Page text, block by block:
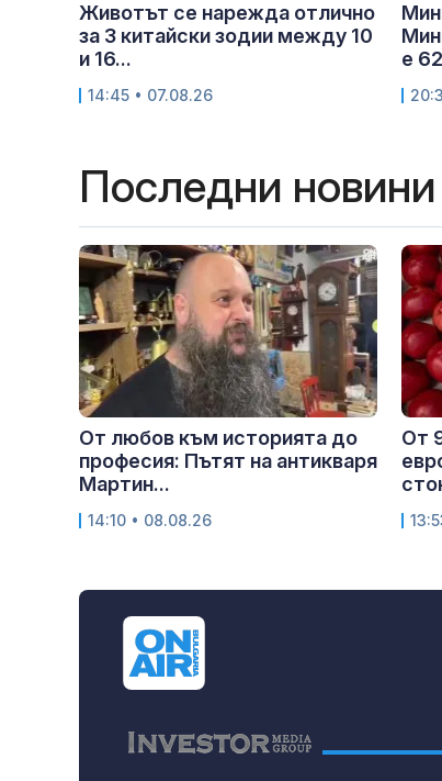
Животът се нарежда отлично
за 3 китайски зодии между 10
и 16...
14:45 • 07.08.26
е
Последни новини
От любов към историята до
професия: Пътят на антикваря
Мартин...
14:10 • 08.08.26
От